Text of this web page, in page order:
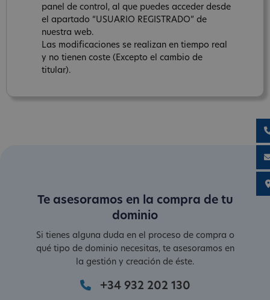
panel de control, al que puedes acceder desde
el apartado “USUARIO REGISTRADO” de
nuestra web.
Las modificaciones se realizan en tiempo real
y no tienen coste (Excepto el cambio de
titular).
Te asesoramos en la compra de tu
dominio
Si tienes alguna duda en el proceso de compra o
qué tipo de dominio necesitas, te asesoramos en
la gestión y creación de éste.
+34 932 202 130